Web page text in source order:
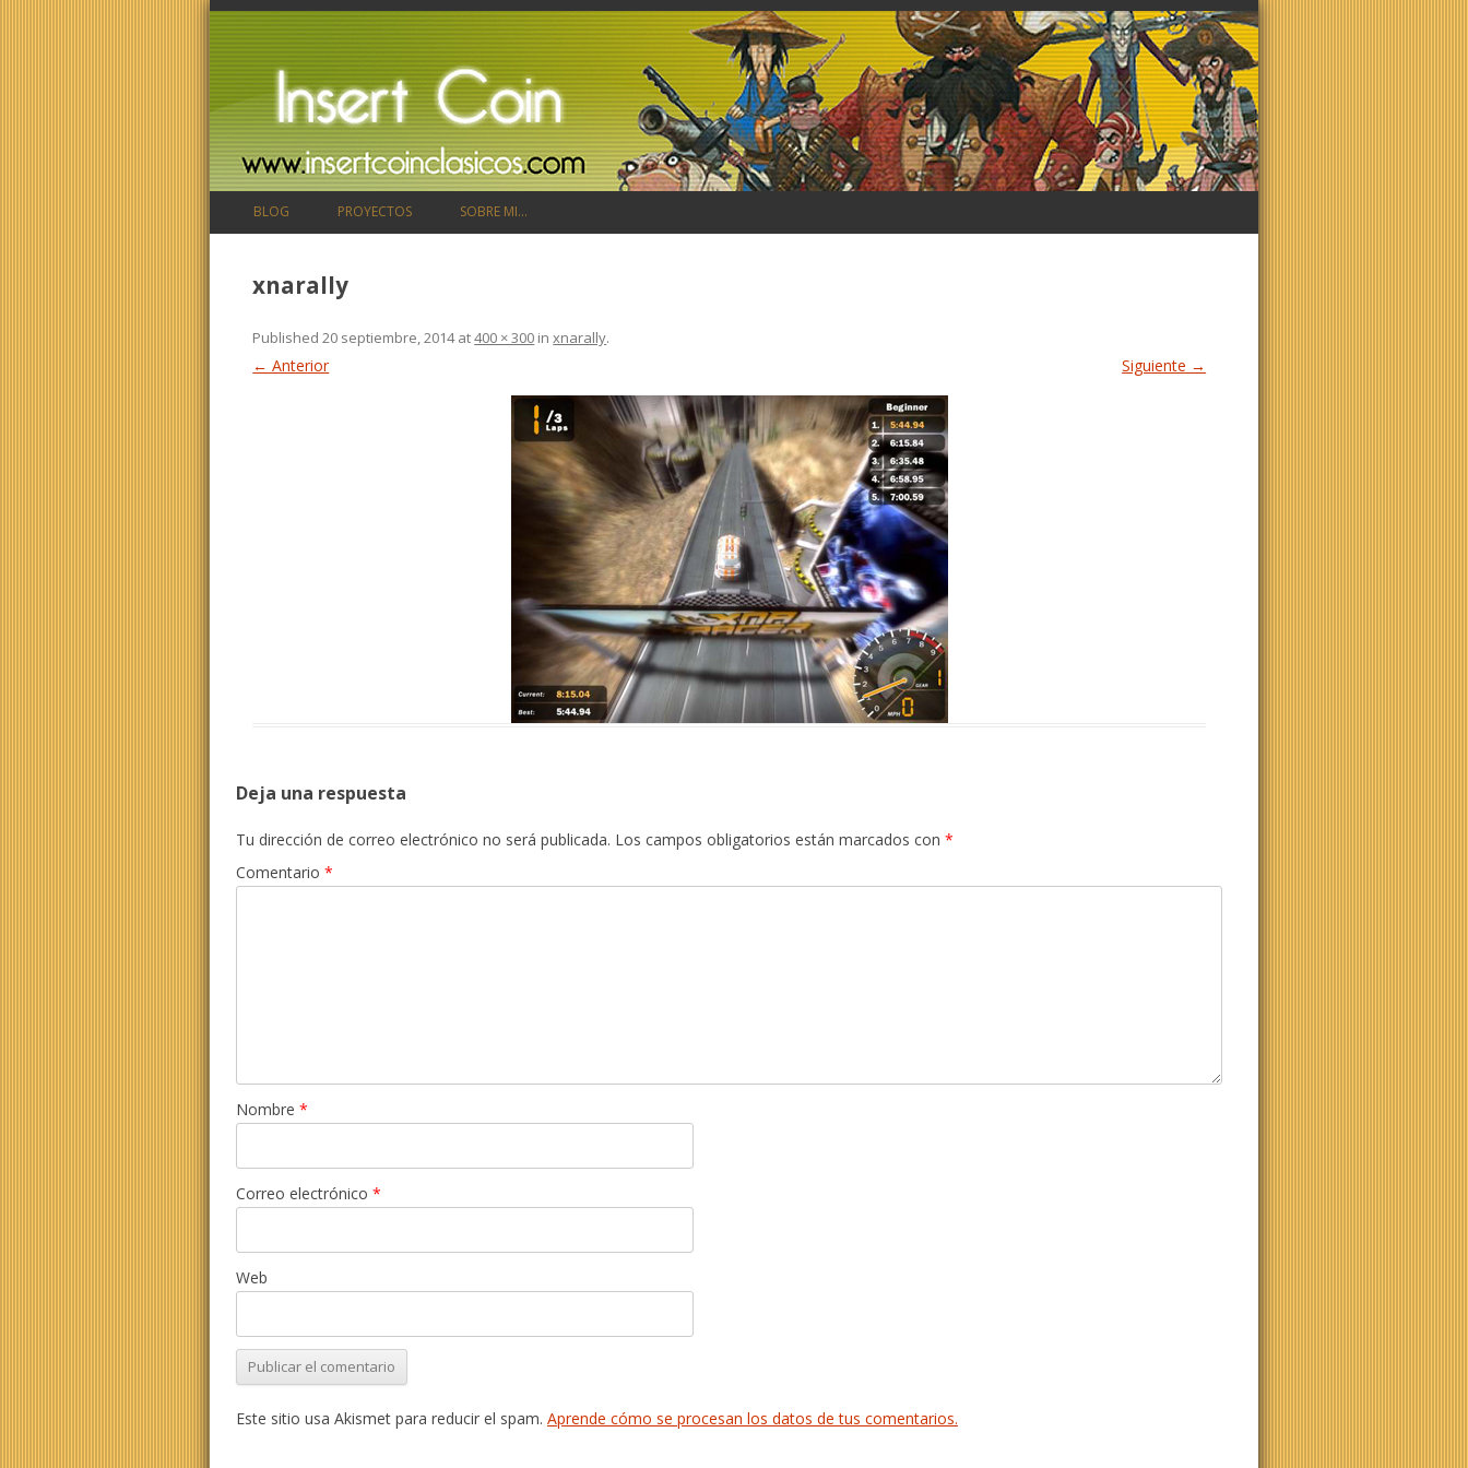
BLOG PROYECTOS SOBRE MI…
xnarally
Published20 septiembre, 2014at400 × 300 inxnarally.
← Anterior Siguiente →
Deja una respuesta
Tu dirección de correo electrónico no será publicada. Los campos obligatorios están marcados con *
Comentario *
Nombre *
Correo electrónico *
Web
Este sitio usa Akismet para reducir el spam. Aprende cómo se procesan los datos de tus comentarios.